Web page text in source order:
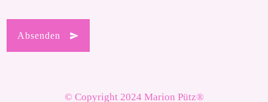
Absenden
© Copyright 2024 Marion Pütz®